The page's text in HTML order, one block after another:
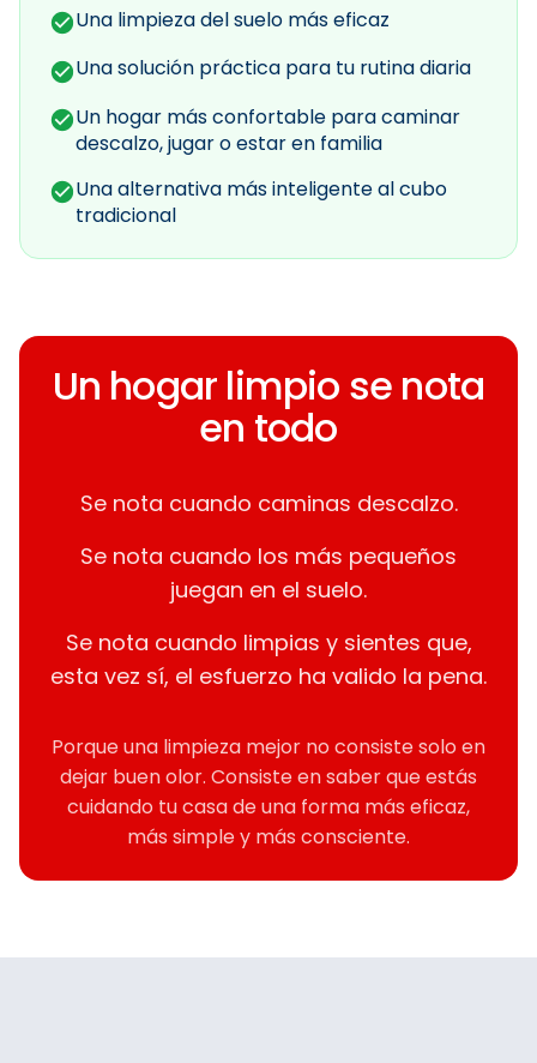
Una limpieza del suelo más eficaz
Una solución práctica para tu rutina diaria
Un hogar más confortable para caminar
descalzo, jugar o estar en familia
Una alternativa más inteligente al cubo
tradicional
Un hogar limpio se nota
en todo
Se nota cuando caminas descalzo.
Se nota cuando los más pequeños
juegan en el suelo.
Se nota cuando limpias y sientes que,
esta vez sí, el esfuerzo ha valido la pena.
Porque una limpieza mejor no consiste solo en
dejar buen olor. Consiste en saber que estás
cuidando tu casa de una forma más eficaz,
más simple y más consciente.